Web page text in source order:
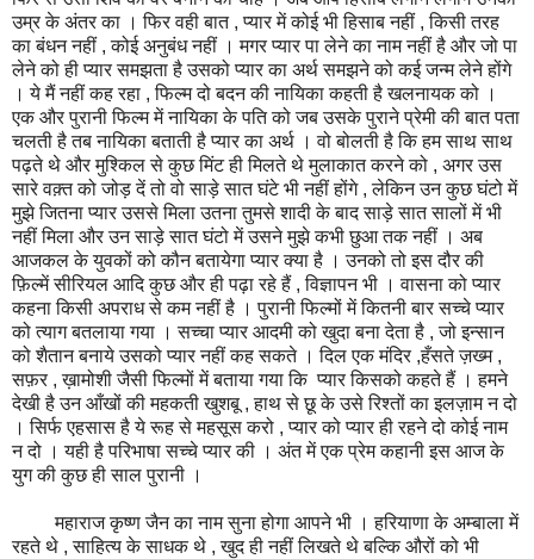
उम्र के अंतर का । फिर वही बात , प्यार में कोई भी हिसाब नहीं , किसी तरह
का बंधन नहीं , कोई अनुबंध नहीं । मगर प्यार पा लेने का नाम नहीं है और जो पा
लेने को ही प्यार समझता है उसको प्यार का अर्थ समझने को कई जन्म लेने होंगे
। ये मैं नहीं कह रहा , फिल्म दो बदन की नायिका कहती है खलनायक को ।
एक और पुरानी फिल्म में नायिका के पति को जब उसके पुराने प्रेमी की बात पता
चलती है तब नायिका बताती है प्यार का अर्थ । वो बोलती है कि हम साथ साथ
पढ़ते थे और मुश्किल से कुछ मिंट ही मिलते थे मुलाकात करने को , अगर उस
सारे वक़्त को जोड़ दें तो वो साड़े सात घंटे भी नहीं होंगे , लेकिन उन कुछ घंटो में
मुझे जितना प्यार उससे मिला उतना तुमसे शादी के बाद साड़े सात सालों में भी
नहीं मिला और उन साड़े सात घंटो में उसने मुझे कभी छुआ तक नहीं । अब
आजकल के युवकों को कौन बतायेगा प्यार क्या है । उनको तो इस दौर की
फ़िल्में सीरियल आदि कुछ और ही पढ़ा रहे हैं , विज्ञापन भी । वासना को प्यार
कहना किसी अपराध से कम नहीं है । पुरानी फिल्मों में कितनी बार सच्चे प्यार
को त्याग बतलाया गया । सच्चा प्यार आदमी को खुदा बना देता है , जो इन्सान
को शैतान बनाये उसको प्यार नहीं कह सकते । दिल एक मंदिर ,हँसते ज़ख्म ,
सफ़र , ख़ामोशी जैसी फिल्मों में बताया गया कि प्यार किसको कहते हैं । हमने
देखी है उन आँखों की महकती खुशबू , हाथ से छू के उसे रिश्तों का इलज़ाम न दो
। सिर्फ एहसास है ये रूह से महसूस करो , प्यार को प्यार ही रहने दो कोई नाम
न दो । यही है परिभाषा सच्चे प्यार की । अंत में एक प्रेम कहानी इस आज के
युग की कुछ ही साल पुरानी ।
महाराज कृष्ण जैन का नाम सुना होगा आपने भी । हरियाणा के अम्बाला में
रहते थे , साहित्य के साधक थे , खुद ही नहीं लिखते थे बल्कि औरों को भी